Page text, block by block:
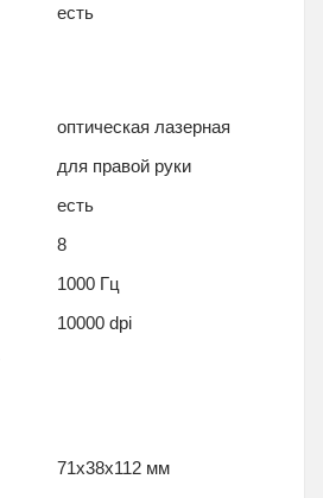
есть
оптическая лазерная
для правой руки
есть
8
1000 Гц
10000 dpi
71x38x112 мм